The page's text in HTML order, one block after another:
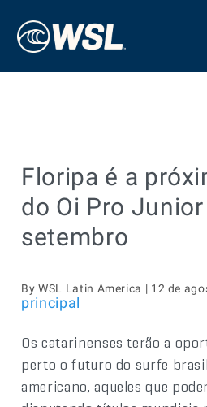
Floripa é a
do Oi Pro
setembro
By WSL Latin America | 12 de
principal
Os catarinenses terão a
perto o futuro do surfe
americano, aqueles que